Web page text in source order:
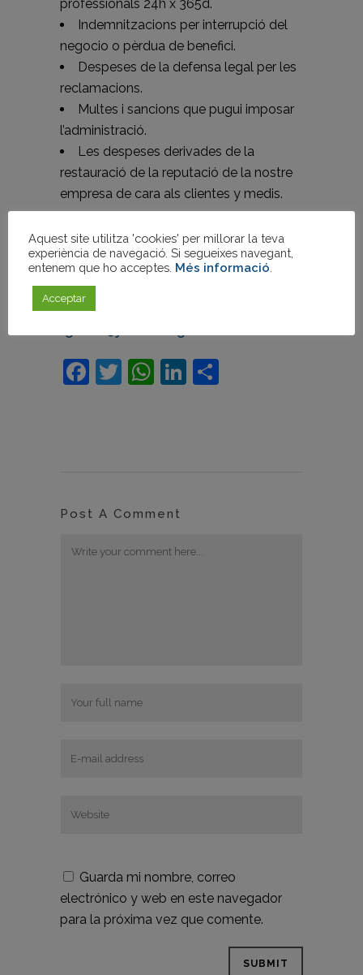
professionals 24h x 365d.
Indemnitzacions per interrupció del
negocio o pèrdua de benefici.
Despeses de la defensa legal per les
reclamacions.
Multes i sancions que pugui imposar
l’administració.
Les despeses derivades de la
restauració de la reputació de la nostre
empresa de cara als clientes y medis.
Ricard Garcia Miralles
Responsable de Nou Negoci a Jori
Armengol i Associats S.A.
Facebook
Twitter
WhatsApp
LinkedIn
Post A Comment
Guarda mi nombre, correo
electrónico y web en este navegador
para la próxima vez que comente.
Aquest site utilitza 'cookies' per millorar la teva
experiència de navegació. Si segueixes navegant,
entenem que ho acceptes. Més informació
Acceptar